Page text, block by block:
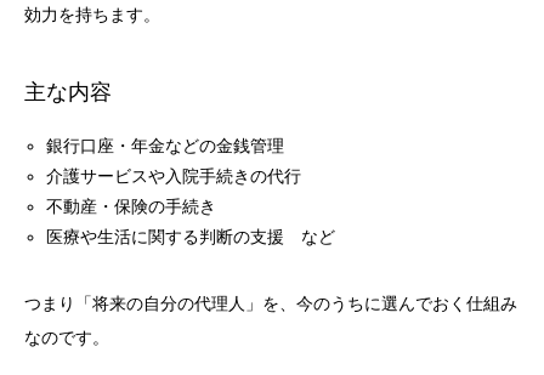
効力を持ちます。
主な内容
銀行口座・年金などの金銭管理
介護サービスや入院手続きの代行
不動産・保険の手続き
医療や生活に関する判断の支援 など
つまり「将来の自分の代理人」を、今のうちに選んでおく仕組み
なのです。